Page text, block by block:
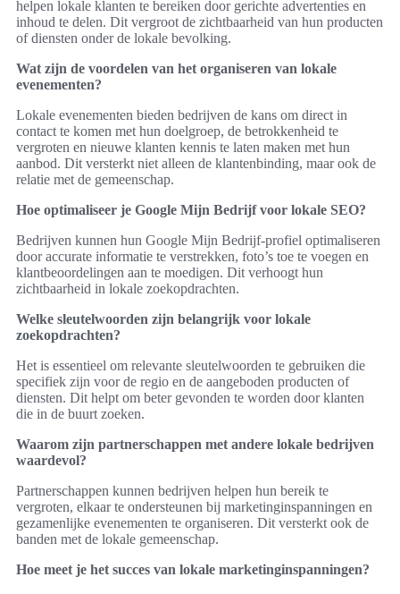
helpen lokale klanten te bereiken door gerichte advertenties en
inhoud te delen. Dit vergroot de zichtbaarheid van hun producten
of diensten onder de lokale bevolking.
Wat zijn de voordelen van het organiseren van lokale
evenementen?
Lokale evenementen bieden bedrijven de kans om direct in
contact te komen met hun doelgroep, de betrokkenheid te
vergroten en nieuwe klanten kennis te laten maken met hun
aanbod. Dit versterkt niet alleen de klantenbinding, maar ook de
relatie met de gemeenschap.
Hoe optimaliseer je Google Mijn Bedrijf voor lokale SEO?
Bedrijven kunnen hun Google Mijn Bedrijf-profiel optimaliseren
door accurate informatie te verstrekken, foto’s toe te voegen en
klantbeoordelingen aan te moedigen. Dit verhoogt hun
zichtbaarheid in lokale zoekopdrachten.
Welke sleutelwoorden zijn belangrijk voor lokale
zoekopdrachten?
Het is essentieel om relevante sleutelwoorden te gebruiken die
specifiek zijn voor de regio en de aangeboden producten of
diensten. Dit helpt om beter gevonden te worden door klanten
die in de buurt zoeken.
Waarom zijn partnerschappen met andere lokale bedrijven
waardevol?
Partnerschappen kunnen bedrijven helpen hun bereik te
vergroten, elkaar te ondersteunen bij marketinginspanningen en
gezamenlijke evenementen te organiseren. Dit versterkt ook de
banden met de lokale gemeenschap.
Hoe meet je het succes van lokale marketinginspanningen?